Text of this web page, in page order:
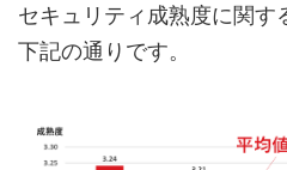
セキュリティ成熟度に関す
下記の通りです。